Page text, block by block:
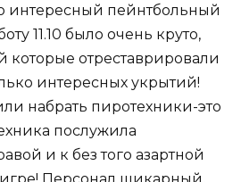
интересный пейнтбольный
11.10 было очень круто,
которые отреставрировали
интересных укрытий!
набрать пиротехники-это
послужила
и к без того азартной